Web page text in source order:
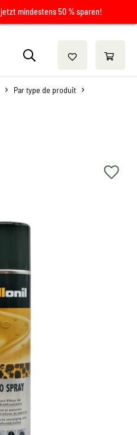
jetzt mindestens 50 % sparen!
Par type de produit